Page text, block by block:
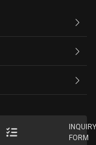
FORM